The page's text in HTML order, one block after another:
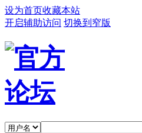
设为首页收藏本站
开启辅助访问 切换到窄版